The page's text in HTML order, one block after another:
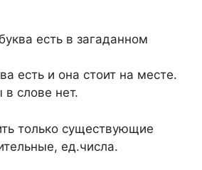
есть в загаданном
есть и она стоит на месте.
слове нет.
только существующие
ед.числа.